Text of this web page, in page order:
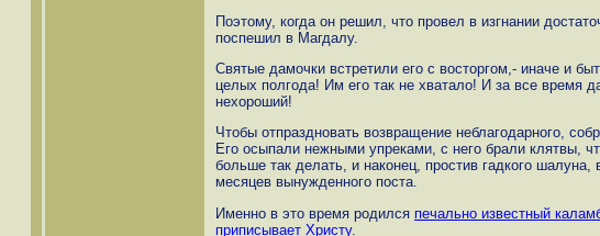
Поэтому, когда он решил, что провел в изгнании
поспешил в Магдалу.
Святые дамочки встретили его с восторгом,- иначе и
целых полгода! Им его так не хватало! И за все время
нехороший!
Чтобы отпраздновать возвращение неблагодарного,
Его осыпали нежными упреками, с него брали клятвы,
больше так делать, и наконец, простив гадкого шалуна,
месяцев вынужденного поста.
Именно в это время родился печально известный
приписывает Христу.